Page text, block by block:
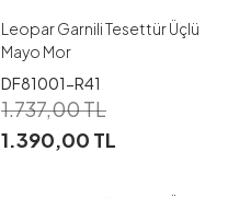
Leopar Garnili Tesettür Üçlü
Mayo Mor
DF81001-R41
1.737,00TL
1.390,00 TL
38-40
42-44
46-48
50-52